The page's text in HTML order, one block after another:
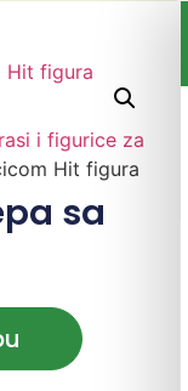
i figurice za
Hit figura
sa